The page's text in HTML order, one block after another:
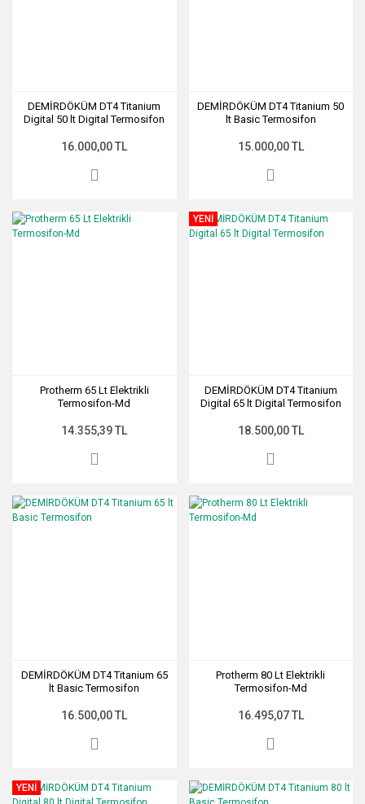
DEMİRDÖKÜM DT4 Titanium
Digital 50 lt Digital Termosifon
16.000,00 TL
DEMİRDÖKÜM DT4 Titanium 50
lt Basic Termosifon
15.000,00 TL
Protherm 65 Lt Elektrikli
Termosifon-Md
14.355,39 TL
YENİ
DEMİRDÖKÜM DT4 Titanium
Digital 65 lt Digital Termosifon
18.500,00 TL
DEMİRDÖKÜM DT4 Titanium 65
lt Basic Termosifon
16.500,00 TL
Protherm 80 Lt Elektrikli
Termosifon-Md
16.495,07 TL
YENİ